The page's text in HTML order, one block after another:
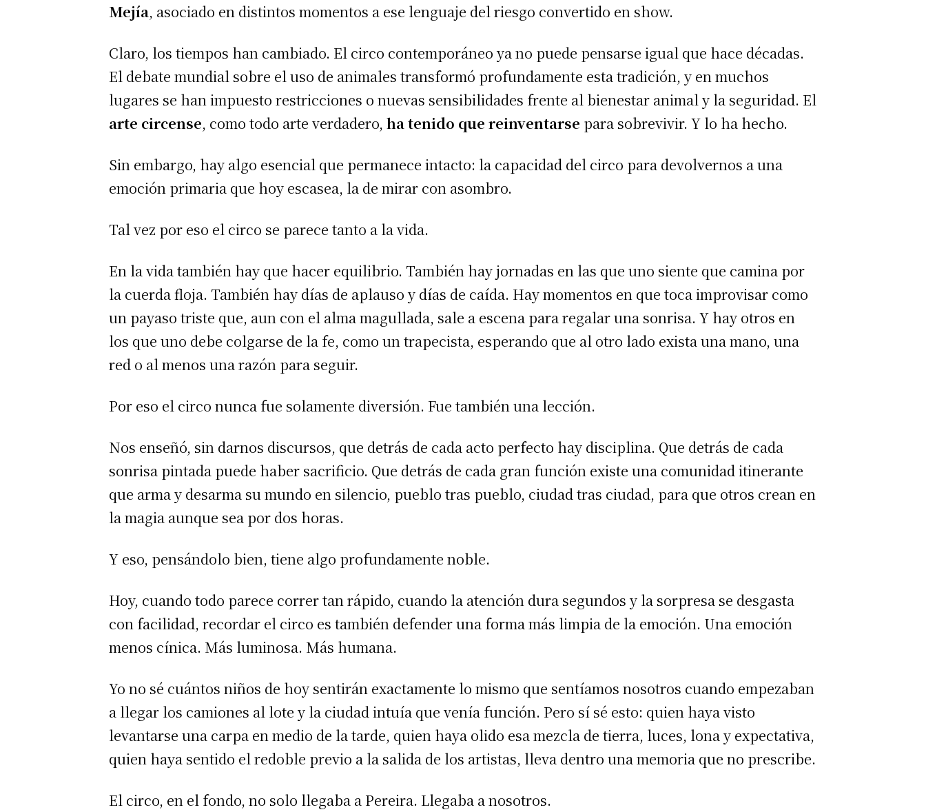
Mejía, asociado en distintos momentos a ese lenguaje del riesgo convertido en show.
Claro, los tiempos han cambiado. El circo contemporáneo ya no puede pensarse igual que hace décadas.
El debate mundial sobre el uso de animales transformó profundamente esta tradición, y en muchos
lugares se han impuesto restricciones o nuevas sensibilidades frente al bienestar animal y la seguridad. El
arte circense, como todo arte verdadero,ha tenido que reinventarse para sobrevivir. Y lo ha hecho.
Sin embargo, hay algo esencial que permanece intacto: la capacidad del circo para devolvernos a una
emoción primaria que hoy escasea, la de mirar con asombro.
Tal vez por eso el circo se parece tanto a la vida.
En la vida también hay que hacer equilibrio. También hay jornadas en las que uno siente que camina por
la cuerda floja. También hay días de aplauso y días de caída. Hay momentos en que toca improvisar como
un payaso triste que, aun con el alma magullada, sale a escena para regalar una sonrisa. Y hay otros en
los que uno debe colgarse de la fe, como un trapecista, esperando que al otro lado exista una mano, una
red o al menos una razón para seguir.
Por eso el circo nunca fue solamente diversión. Fue también una lección.
Nos enseñó, sin darnos discursos, que detrás de cada acto perfecto hay disciplina. Que detrás de cada
sonrisa pintada puede haber sacrificio. Que detrás de cada gran función existe una comunidad itinerante
que arma y desarma su mundo en silencio, pueblo tras pueblo, ciudad tras ciudad, para que otros crean en
la magia aunque sea por dos horas.
Y eso, pensándolo bien, tiene algo profundamente noble.
Hoy, cuando todo parece correr tan rápido, cuando la atención dura segundos y la sorpresa se desgasta
con facilidad, recordar el circo es también defender una forma más limpia de la emoción. Una emoción
menos cínica. Más luminosa. Más humana.
Yo no sé cuántos niños de hoy sentirán exactamente lo mismo que sentíamos nosotros cuando empezaban
a llegar los camiones al lote y la ciudad intuía que venía función. Pero sí sé esto: quien haya visto
levantarse una carpa en medio de la tarde, quien haya olido esa mezcla de tierra, luces, lona y expectativa,
quien haya sentido el redoble previo a la salida de los artistas, lleva dentro una memoria que no prescribe.
El circo, en el fondo, no solo llegaba a Pereira. Llegaba a nosotros.